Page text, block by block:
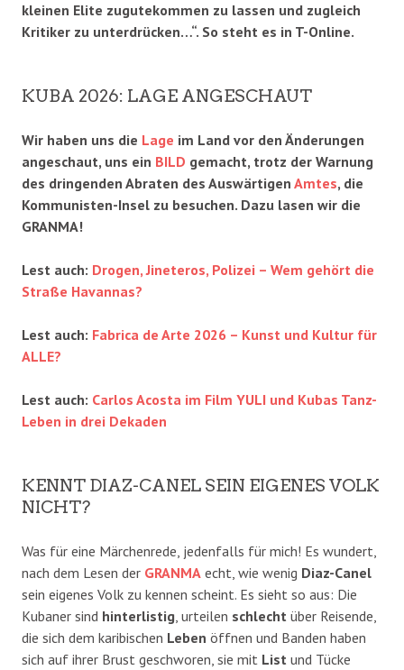
kleinen Elite zugutekommen zu lassen und zugleich
Kritiker zu unterdrücken…“. So steht es in T-Online.
KUBA 2026: LAGE ANGESCHAUT
Wir haben uns die Lage im Land vor den Änderungen
angeschaut, uns ein BILD gemacht, trotz der Warnung
des dringenden Abraten des Auswärtigen Amtes, die
Kommunisten-Insel zu besuchen. Dazu lasen wir die
GRANMA!
Lest auch: Drogen, Jineteros, Polizei – Wem gehört die
Straße Havannas?
Lest auch: Fabrica de Arte 2026 – Kunst und Kultur für
ALLE?
Lest auch: Carlos Acosta im Film YULI und Kubas Tanz-
Leben in drei Dekaden
KENNT DIAZ-CANEL SEIN EIGENES VOLK
NICHT?
Was für eine Märchenrede, jedenfalls für mich! Es wundert,
nach dem Lesen der GRANMA echt, wie wenig Diaz-Canel
sein eigenes Volk zu kennen scheint. Es sieht so aus: Die
Kubaner sind hinterlistig, urteilen schlecht über Reisende,
die sich dem karibischen Leben öffnen und Banden haben
sich auf ihrer Brust geschworen, sie mit List und Tücke